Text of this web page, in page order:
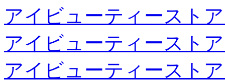
アイビューティースト
アイビューティースト
アイビューティースト